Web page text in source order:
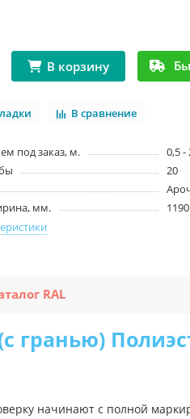
В корзину
В сравнение
под заказ, м.
0,5 -
20
мм.
1190
RAL
гранью)
начинают с полной